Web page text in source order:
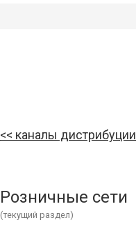
каналы дистрибуции
Розничные сети
(текущий раздел)